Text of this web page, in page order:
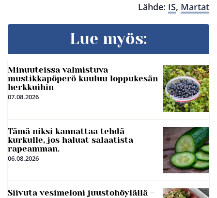
Lähde: IS, Martat
Lue myös:
Minuuteissa valmistuva
mustikkapöperö kuuluu loppukesän
herkkuihin
07.08.2026
Tämä niksi kannattaa tehdä
kurkulle, jos haluat salaatista
rapeamman.
06.08.2026
Siivuta vesimeloni juustohöylällä –